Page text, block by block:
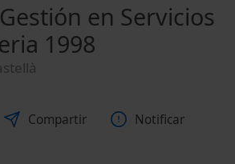
en Servicios
1998
Compartir Notificar